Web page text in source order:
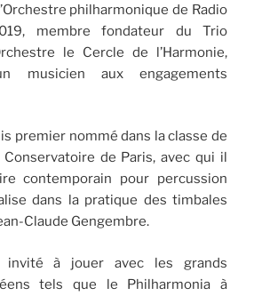
philharmonique de Radio
membre fondateur du Trio
le Cercle de l’Harmonie,
musicien aux engagements
premier nommé dans la classe de
de Paris, avec qui il
contemporain pour percussion
dans la pratique des timbales
Claude Gengembre.
à jouer avec les grands
tels que le Philharmonia à